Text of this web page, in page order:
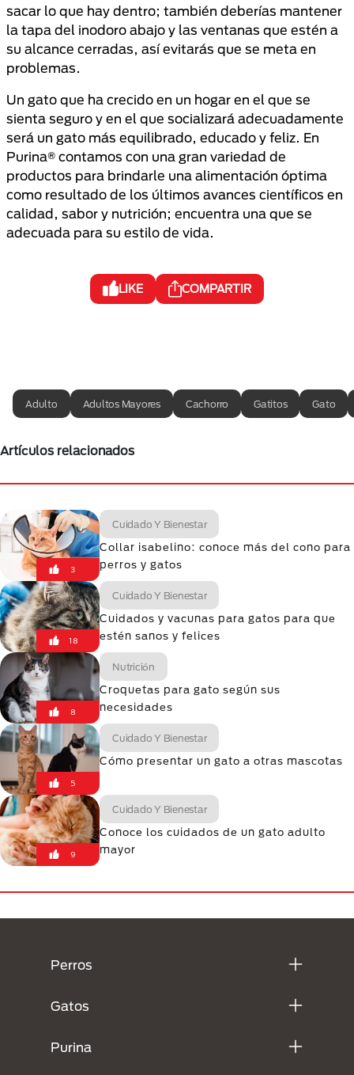
sacar lo que hay dentro; también deberías mantener
la tapa del inodoro abajo y las ventanas que estén a
su alcance cerradas, así evitarás que se meta en
problemas.
Un gato que ha crecido en un hogar en el que se
sienta seguro y en el que socializará adecuadamente
será un gato más equilibrado, educado y feliz. En
Purina® contamos con una gran variedad de
productos para brindarle una alimentación óptima
como resultado de los últimos avances científicos en
calidad, sabor y nutrición; encuentra una que se
adecuada para su estilo de vida.
LIKE COMPARTIR
Adulto Adultos Mayores Cachorro Gatitos Gato
Artículos relacionados
3
Cuidado Y Bienestar
Collar isabelino: conoce más del cono para
perros y gatos
18
Cuidado Y Bienestar
Cuidados y vacunas para gatos para que
estén sanos y felices
8
Nutrición
Croquetas para gato según sus
necesidades
5
Cuidado Y Bienestar
Cómo presentar un gato a otras mascotas
9
Cuidado Y Bienestar
Conoce los cuidados de un gato adulto
mayor
Perros
Gatos
Purina